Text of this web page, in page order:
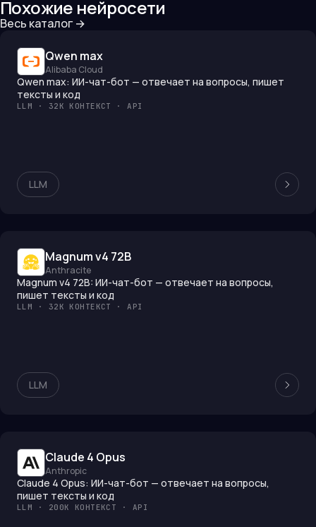
Похожие нейросети
Весь каталог →
Qwen max
Alibaba Cloud
Qwen max: ИИ-чат-бот — отвечает на вопросы, пишет
тексты и код
LLM · 32K КОНТЕКСТ · API
LLM
Magnum v4 72B
Anthracite
Magnum v4 72B: ИИ-чат-бот — отвечает на вопросы,
пишет тексты и код
LLM · 32K КОНТЕКСТ · API
LLM
Claude 4 Opus
Anthropic
Claude 4 Opus: ИИ-чат-бот — отвечает на вопросы,
пишет тексты и код
LLM · 200K КОНТЕКСТ · API